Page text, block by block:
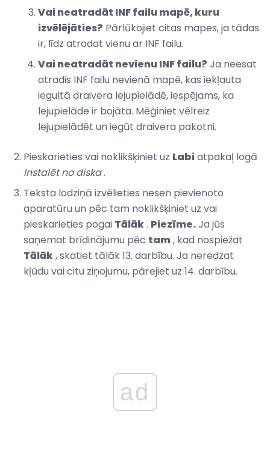
Vai neatradāt INF failu mapē, kuru
izvēlējāties? Pārlūkojiet citas mapes, ja tādas
ir, līdz atrodat vienu ar INF failu.
Vai neatradāt nevienu INF failu? Ja neesat
atradis INF failu nevienā mapē, kas iekļauta
iegultā draivera lejupielādē, iespējams, ka
lejupielāde ir bojāta. Mēģiniet vēlreiz
lejupielādēt un iegūt draivera pakotni.
Pieskarieties vai noklikšķiniet uz Labiatpakaļ logā
Instalēt no diska.
Teksta lodziņā izvēlieties nesen pievienoto
aparatūru un pēc tam noklikšķiniet uz vai
pieskarieties pogai Tālāk. Piezīme. Ja jūs
saņemat brīdinājumu pēc tam, kad nospiežat
Tālāk, skatiet tālāk 13. darbību. Ja neredzat
kļūdu vai citu ziņojumu, pārejiet uz 14. darbību.
ad